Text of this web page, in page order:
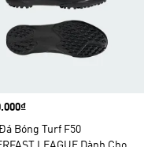
Bóng Turf F50